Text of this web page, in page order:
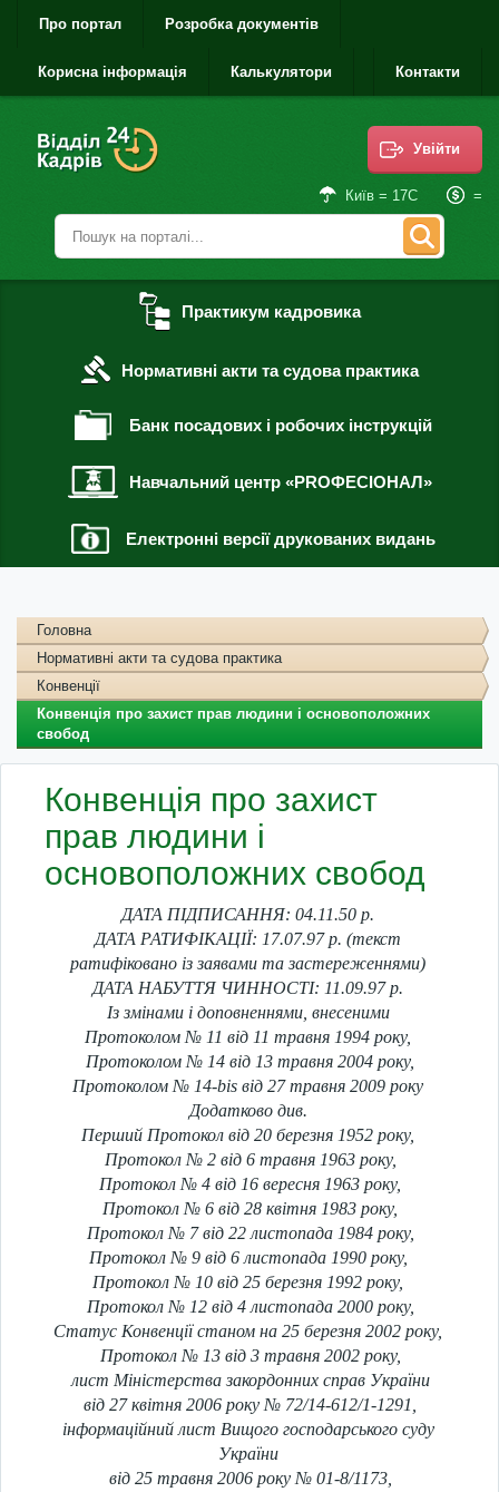
Про портал Розробка документів
Корисна інформація Калькулятори Контакти
Увійти
Київ = 17С =
Практикум кадровика
Нормативні акти та судова практика
Банк посадових і робочих інструкцій
Навчальний центр «PROФЕСІОНАЛ»
Електронні версії друкованих видань
Головна
Нормативні акти та судова практика
Конвенції
Конвенція про захист прав людини і основоположних
свобод
Конвенція про захист
прав людини і
основоположних свобод
ДАТА ПІДПИСАННЯ: 04.11.50 р.
ДАТА РАТИФІКАЦІЇ: 17.07.97 р. (текст
ратифіковано із заявами та застереженнями)
ДАТА НАБУТТЯ ЧИННОСТІ: 11.09.97 р.
Із змінами і доповненнями, внесеними
Протоколом № 11 від 11 травня 1994 року,
Протоколом № 14 від 13 травня 2004 року,
Протоколом № 14-bis від 27 травня 2009 року
Додатково див.
Перший Протокол від 20 березня 1952 року,
Протокол № 2 від 6 травня 1963 року,
Протокол № 4 від 16 вересня 1963 року,
Протокол № 6 від 28 квітня 1983 року,
Протокол № 7 від 22 листопада 1984 року,
Протокол № 9 від 6 листопада 1990 року,
Протокол № 10 від 25 березня 1992 року,
Протокол № 12 від 4 листопада 2000 року,
Статус Конвенції станом на 25 березня 2002 року,
Протокол № 13 від 3 травня 2002 року,
лист Міністерства закордонних справ України
від 27 квітня 2006 року № 72/14-612/1-1291,
інформаційний лист Вищого господарського суду
України
від 25 травня 2006 року № 01-8/1173,